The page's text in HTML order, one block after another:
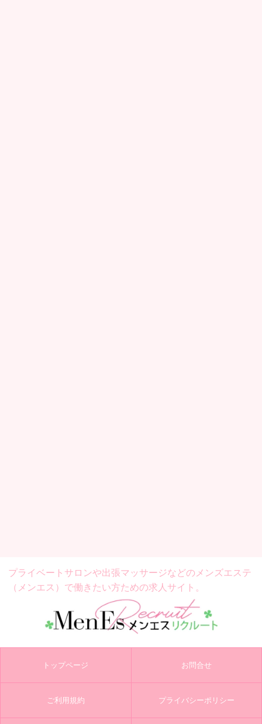
プライベートサロンや出張マッサージなどの メンズエステ
（メンエス）で働きたい方ための求人サイト。
トップページ お問合せ
ご利用規約 プライバシーポリシー